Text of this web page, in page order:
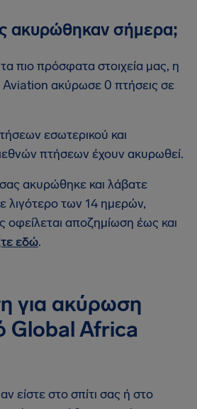
ακυρώθηκαν σήμερα;
πιο πρόσφατα στοιχεία μας, η
ακύρωσε 0 πτήσεις σε
εσωτερικού και
πτήσεων έχουν ακυρωθεί.
ακυρώθηκε και λάβατε
λιγότερο των 14 ημερών,
οφείλεται αποζημίωση έως και
εδώ.
για ακύρωση
Global Africa
είστε στο σπίτι σας ή στο